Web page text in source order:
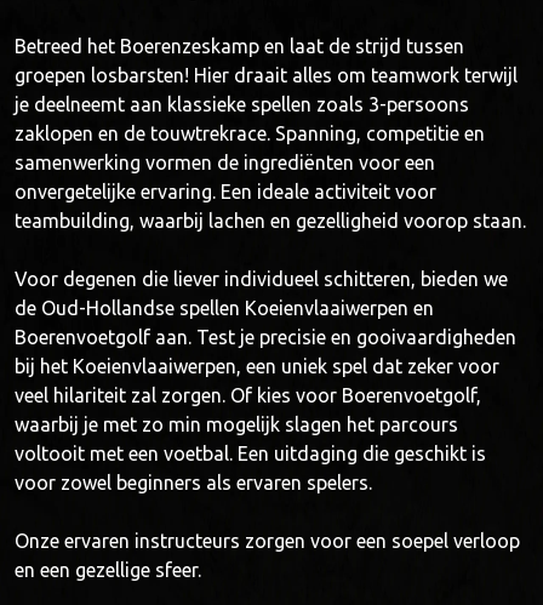
Betreed het Boerenzeskamp en laat de strijd tussen
groepen losbarsten! Hier draait alles om teamwork terwijl
je deelneemt aan klassieke spellen zoals 3-persoons
zaklopen en de touwtrekrace. Spanning, competitie en
samenwerking vormen de ingrediënten voor een
onvergetelijke ervaring. Een ideale activiteit voor
teambuilding, waarbij lachen en gezelligheid voorop staan.
Voor degenen die liever individueel schitteren, bieden we
de Oud-Hollandse spellen Koeienvlaaiwerpen en
Boerenvoetgolf aan. Test je precisie en gooivaardigheden
bij het Koeienvlaaiwerpen, een uniek spel dat zeker voor
veel hilariteit zal zorgen. Of kies voor Boerenvoetgolf,
waarbij je met zo min mogelijk slagen het parcours
voltooit met een voetbal. Een uitdaging die geschikt is
voor zowel beginners als ervaren spelers.
Onze ervaren instructeurs zorgen voor een soepel verloop
en een gezellige sfeer.